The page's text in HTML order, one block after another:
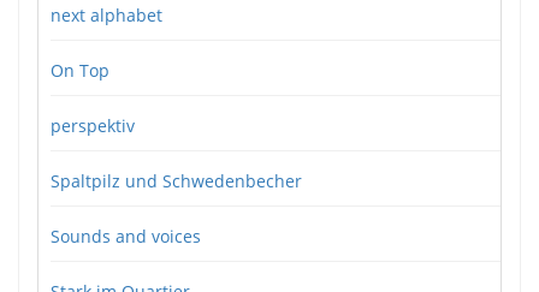
next alphabet
On Top
perspektiv
Spaltpilz und Schwedenbecher
Sounds and voices